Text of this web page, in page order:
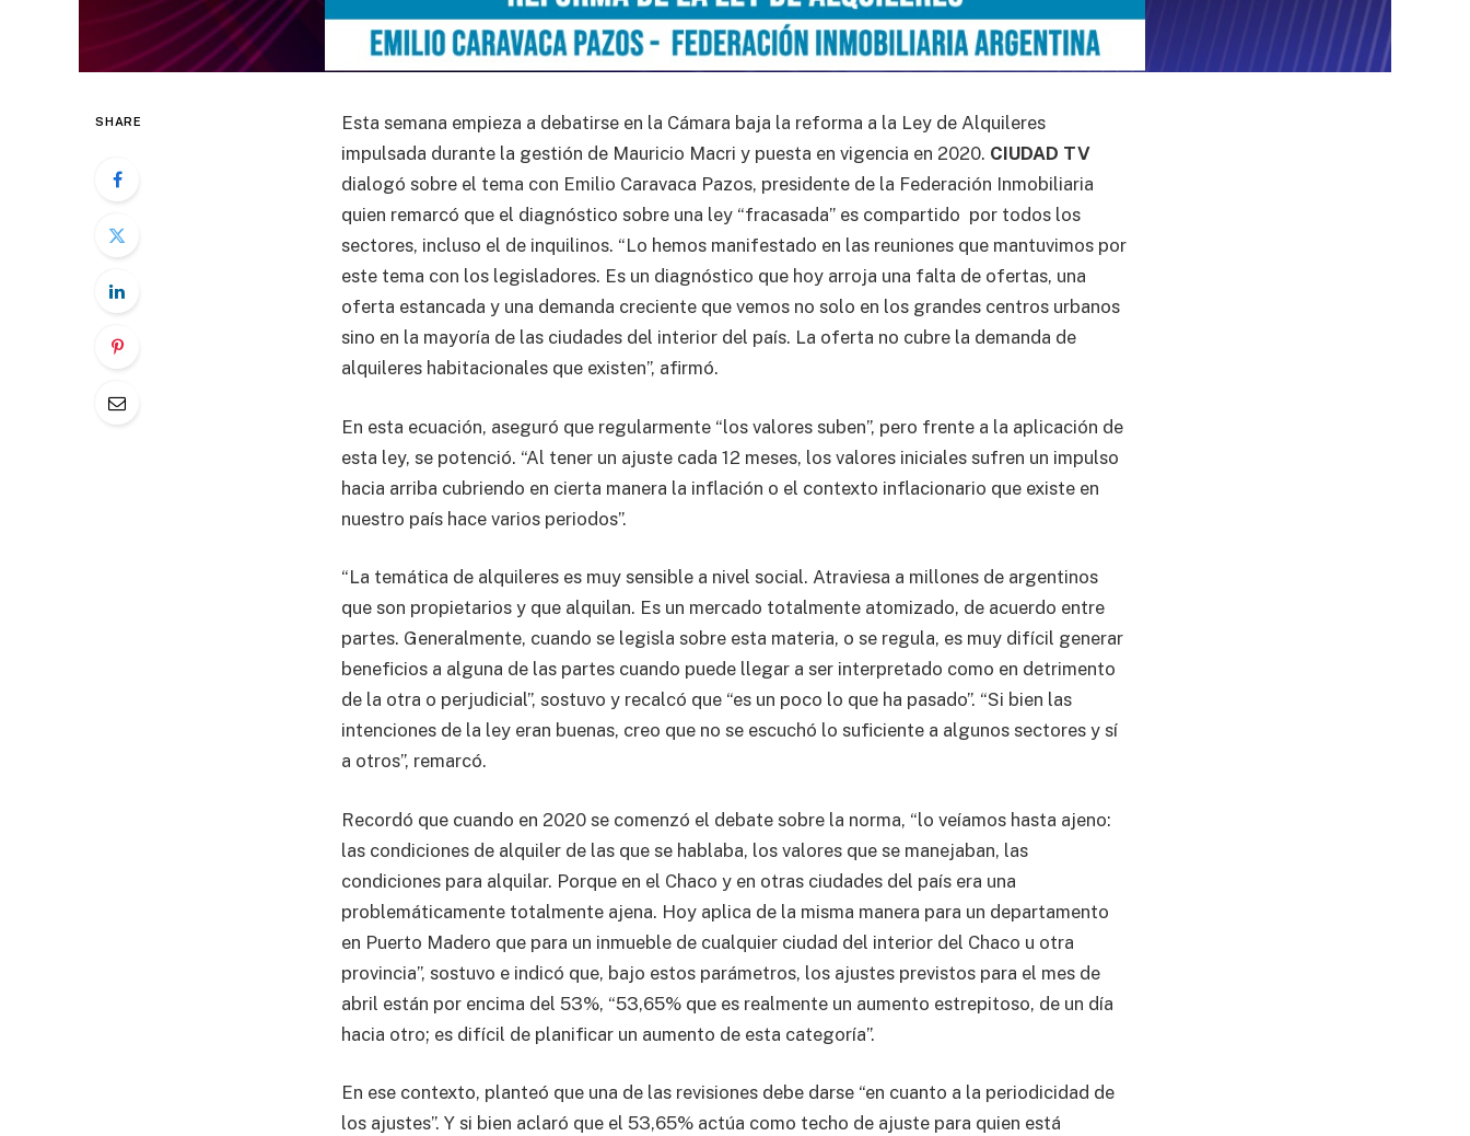
SHARE
Esta semana empieza a debatirse en la Cámara baja la reforma a la Ley de Alquileres
impulsada durante la gestión de Mauricio Macri y puesta en vigencia en 2020. CIUDAD TV
dialogó sobre el tema con Emilio Caravaca Pazos, presidente de la Federación Inmobiliaria
quien remarcó que el diagnóstico sobre una ley “fracasada” es compartido por todos los
sectores, incluso el de inquilinos. “Lo hemos manifestado en las reuniones que mantuvimos por
este tema con los legisladores. Es un diagnóstico que hoy arroja una falta de ofertas, una
oferta estancada y una demanda creciente que vemos no solo en los grandes centros urbanos
sino en la mayoría de las ciudades del interior del país. La oferta no cubre la demanda de
alquileres habitacionales que existen”, afirmó.
En esta ecuación, aseguró que regularmente “los valores suben”, pero frente a la aplicación de
esta ley, se potenció. “Al tener un ajuste cada 12 meses, los valores iniciales sufren un impulso
hacia arriba cubriendo en cierta manera la inflación o el contexto inflacionario que existe en
nuestro país hace varios periodos”.
“La temática de alquileres es muy sensible a nivel social. Atraviesa a millones de argentinos
que son propietarios y que alquilan. Es un mercado totalmente atomizado, de acuerdo entre
partes. Generalmente, cuando se legisla sobre esta materia, o se regula, es muy difícil generar
beneficios a alguna de las partes cuando puede llegar a ser interpretado como en detrimento
de la otra o perjudicial”, sostuvo y recalcó que “es un poco lo que ha pasado”. “Si bien las
intenciones de la ley eran buenas, creo que no se escuchó lo suficiente a algunos sectores y sí
a otros”, remarcó.
Recordó que cuando en 2020 se comenzó el debate sobre la norma, “lo veíamos hasta ajeno:
las condiciones de alquiler de las que se hablaba, los valores que se manejaban, las
condiciones para alquilar. Porque en el Chaco y en otras ciudades del país era una
problemáticamente totalmente ajena. Hoy aplica de la misma manera para un departamento
en Puerto Madero que para un inmueble de cualquier ciudad del interior del Chaco u otra
provincia”, sostuvo e indicó que, bajo estos parámetros, los ajustes previstos para el mes de
abril están por encima del 53%, “53,65% que es realmente un aumento estrepitoso, de un día
hacia otro; es difícil de planificar un aumento de esta categoría”.
En ese contexto, planteó que una de las revisiones debe darse “en cuanto a la periodicidad de
los ajustes”. Y si bien aclaró que el 53,65% actúa como techo de ajuste para quien está